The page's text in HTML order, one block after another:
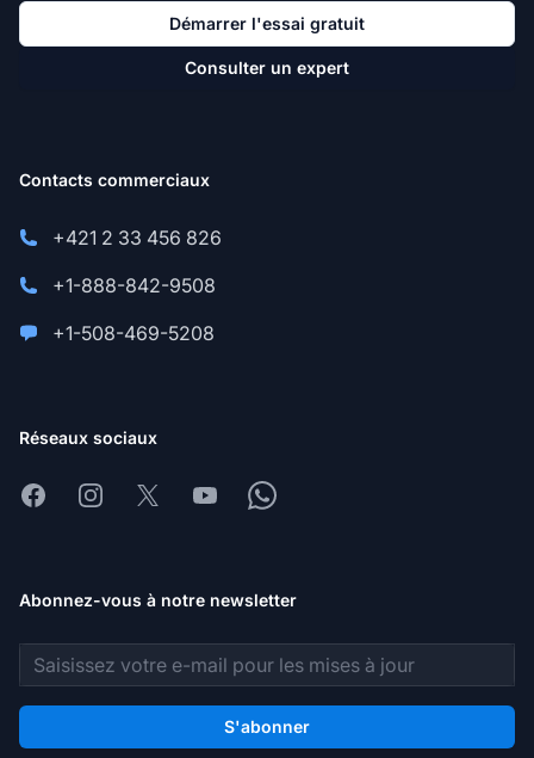
Démarrer l'essai gratuit
Consulter un expert
Contacts commerciaux
+421 2 33 456 826
+1-888-842-9508
+1-508-469-5208
Réseaux sociaux
FacebookInstagram
X YoutubeWhatsapp
Abonnez-vous à notre newsletter
Adresse e-mail
S'abonner